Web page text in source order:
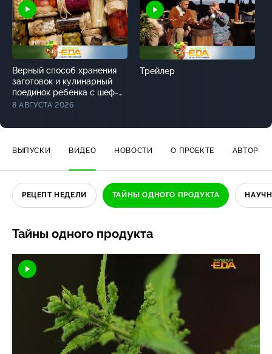
Верный способ хранения
заготовок и кулинарный
поединок ребенка с шеф-
поваром
8 АВГУСТА 2026
Трейлер
ВЫПУСКИ ВИДЕО НОВОСТИ О ПРОЕКТЕ АВТОР
РЕЦЕПТ НЕДЕЛИ ТАЙНЫ ОДНОГО ПРОДУКТА
Тайны одного продукта